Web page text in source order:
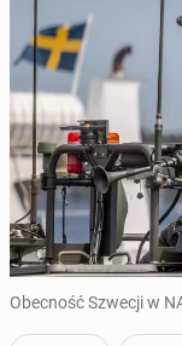
Obecność Szwecji w